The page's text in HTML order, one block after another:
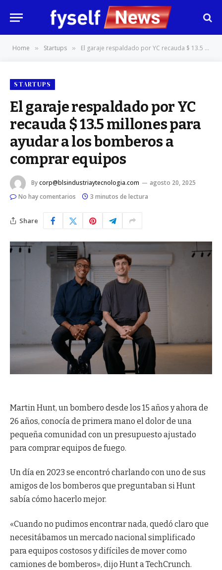
Home » Startups » El garaje respaldado por YC recauda $ 13.5 millones para ayudar a los bomberos a comprar equipos
STARTUPS
El garaje respaldado por YC
recauda $ 13.5 millones para
ayudar a los bomberos a
comprar equipos
Bycorp@blsindustriaytecnologia.com
agosto 20, 2025
No hay comentarios
3 minutos de lectura
Share
Martin Hunt, un bombero desde los 15 años y ahora de
26 años, conocía de primera mano el dolor de una
pequeña comunidad con un presupuesto ajustado
para comprar equipos de fuego.
Un día en 2023 se encontró charlando con uno de sus
amigos de los bomberos que preguntaban si Hunt
sabía cómo hacerlo mejor.
«Cuando no pudimos encontrar nada, quedó claro que
necesitábamos un mercado nacional simplificado
para equipos costosos y difíciles de mover como
camiones de bomberos», dijo Hunt a TechCrunch.